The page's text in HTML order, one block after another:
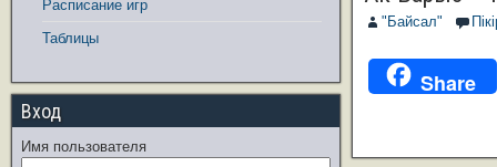
"Байсал"
Share
Расписание игр
Таблицы
Вход
Имя пользователя